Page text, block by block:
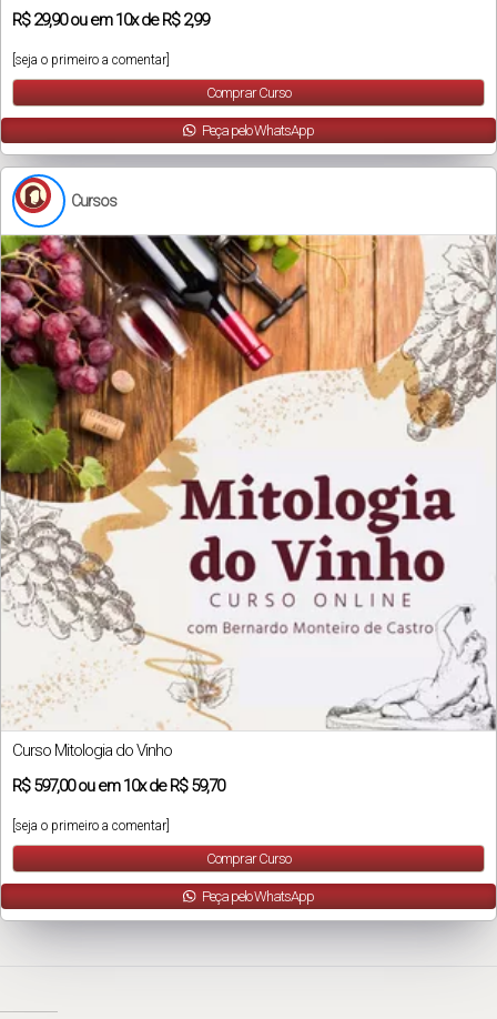
R$29,90ou em10xde R$ 2,99
[seja o primeiro a comentar]
Comprar Curso
Peça pelo WhatsApp
Cursos
Curso Mitologia do Vinho
R$597,00ou em10xde R$ 59,70
[seja o primeiro a comentar]
Comprar Curso
Peça pelo WhatsApp